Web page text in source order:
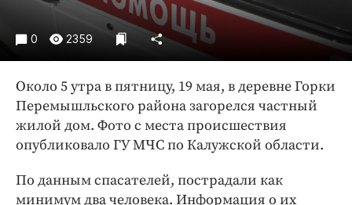
Блоги
Издания
Медиаперсона
Интересное чтиво
Клиника года
Бренд года
Работодатель года
0 2359
Около 5 утра в пятницу, 19 мая, в деревне Горки
Перемышльского района загорелся частный
жилой дом. Фото с места происшествия
опубликовало ГУ МЧС по Калужской области.
По данным спасателей, пострадали как
минимум два человека. Информация о их